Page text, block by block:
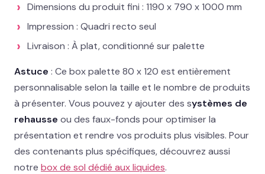
Dimensions du produit fini : 1190 x 790 x 1000 mm
Impression : Quadri recto seul
Livraison : À plat, conditionné sur palette
Astuce : Ce box palette 80 x 120 est entièrement
personnalisable selon la taille et le nombre de produits
à présenter. Vous pouvez y ajouter des systèmes de
rehausse ou des faux-fonds pour optimiser la
présentation et rendre vos produits plus visibles. Pour
des contenants plus spécifiques, découvrez aussi
notre box de sol dédié aux liquides.